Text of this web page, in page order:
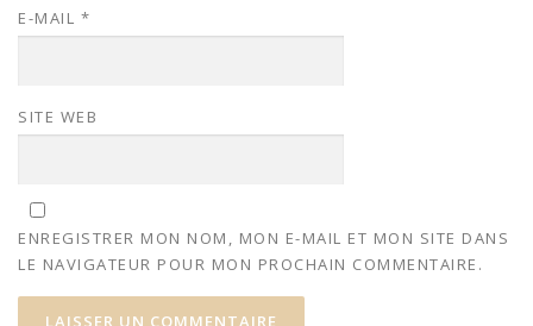
E-MAIL *
SITE WEB
ENREGISTRER MON NOM, MON E-MAIL ET MON SITE DANS
LE NAVIGATEUR POUR MON PROCHAIN COMMENTAIRE.